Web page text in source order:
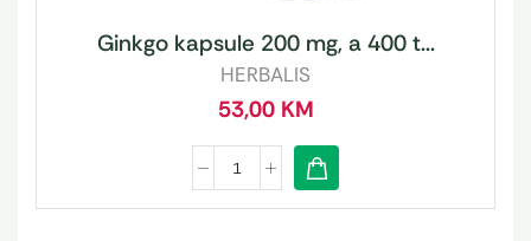
Ginkgo kapsule 200 mg, a 400 t...
HERBALIS
53,00 KM